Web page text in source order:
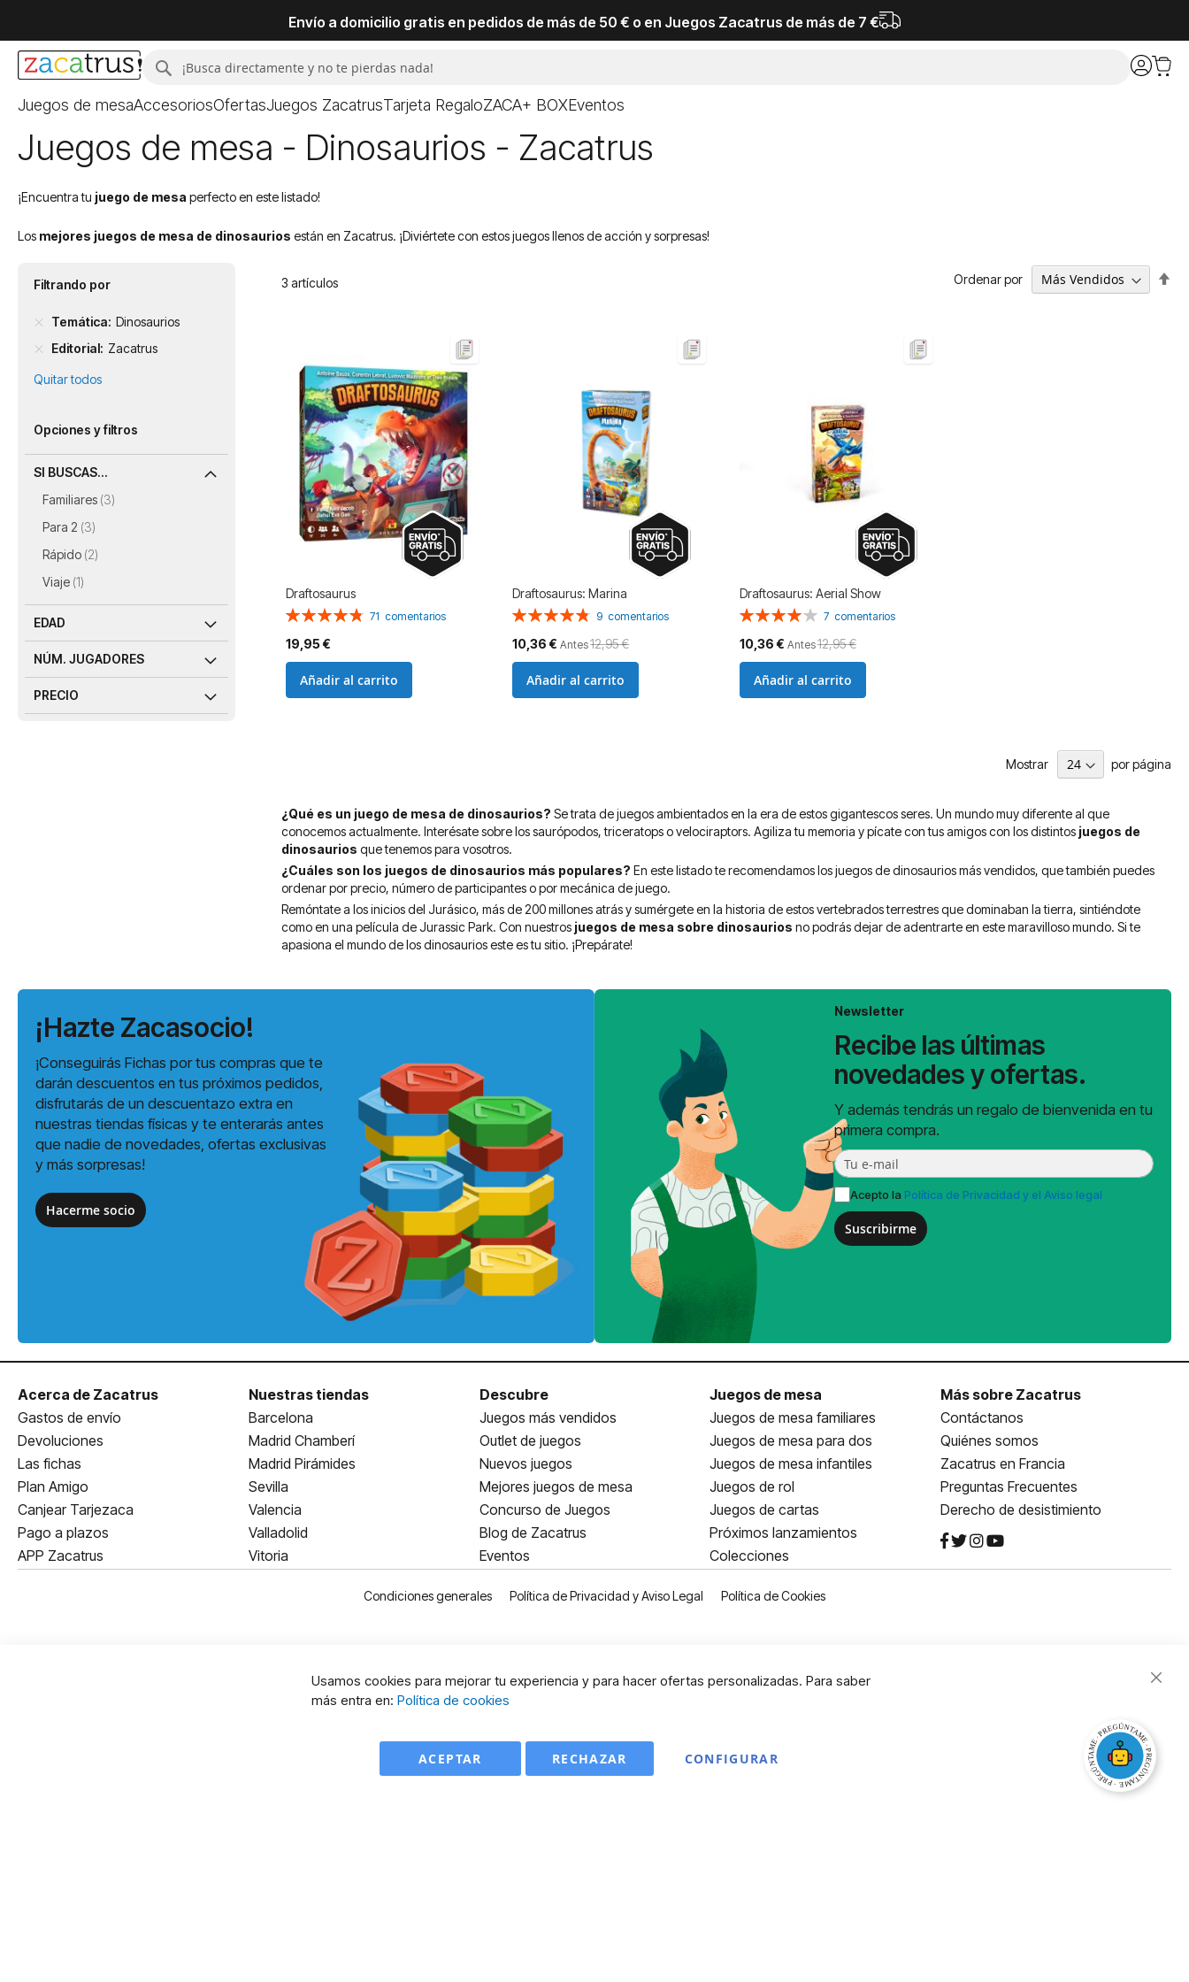
Envío a domicilio gratis en pedidos de más de 50 € o en Juegos Zacatrus de más de 7 €
Buscar
Juegos de mesaAccesoriosOfertasJuegos ZacatrusTarjeta RegaloZACA+ BOXEventos
Juegos de mesa - Dinosaurios - Zacatrus
¡Encuentra tu juego de mesa perfecto en este listado!
Los mejores juegos de mesa de dinosaurios están en Zacatrus. ¡Diviértete con estos juegos llenos de acción y sorpresas!
3 artículos Ordenar por
Draftosaurus
Valoración:
71 comentarios
19,95 €
Añadir al carrito
Draftosaurus: Marina
Valoración:
9 comentarios
Precio
especial
10,36 € Antes12,95 €
Añadir al carrito
Draftosaurus: Aerial Show
Valoración:
7 comentarios
Precio
especial
10,36 € Antes12,95 €
Añadir al carrito
Mostrar por página
¿Qué es un juego de mesa de dinosaurios? Se trata de juegos ambientados en la era de estos gigantescos seres. Un mundo muy diferente al que
conocemos actualmente. Interésate sobre los saurópodos, triceratops o velociraptors. Agiliza tu memoria y pícate con tus amigos con los distintos juegos de
dinosaurios que tenemos para vosotros.
¿Cuáles son los juegos de dinosaurios más populares? En este listado te recomendamos los juegos de dinosaurios más vendidos, que también puedes
ordenar por precio, número de participantes o por mecánica de juego.
Remóntate a los inicios del Jurásico, más de 200 millones atrás y sumérgete en la historia de estos vertebrados terrestres que dominaban la tierra, sintiéndote
como en una película de Jurassic Park. Con nuestros juegos de mesa sobre dinosaurios no podrás dejar de adentrarte en este maravilloso mundo. Si te
apasiona el mundo de los dinosaurios este es tu sitio. ¡Prepárate!
Filtrando por
Temática Dinosaurios
Editorial Zacatrus
Quitar todos
Opciones y filtros
SI BUSCAS...
Familiares 3
artículos
Para 2 3
artículos
Rápido 2
artículos
Viaje 1
artículo
EDAD
NÚM. JUGADORES
PRECIO
¡Hazte Zacasocio!
¡Conseguirás Fichas por tus compras que te
darán descuentos en tus próximos pedidos,
disfrutarás de un descuentazo extra en
nuestras tiendas físicas y te enterarás antes
que nadie de novedades, ofertas exclusivas
y más sorpresas!
Hacerme socio
Newsletter
Recibe las últimas
novedades y ofertas.
Y además tendrás un regalo de bienvenida en tu
primera compra.
Acepto la Política de Privacidad y el Aviso legal
Suscribirme
Acerca de Zacatrus
Gastos de envío
Devoluciones
Las fichas
Plan Amigo
Canjear Tarjezaca
Pago a plazos
APP Zacatrus
Nuestras tiendas
Barcelona
Madrid Chamberí
Madrid Pirámides
Sevilla
Valencia
Valladolid
Vitoria
Descubre
Juegos más vendidos
Outlet de juegos
Nuevos juegos
Mejores juegos de mesa
Concurso de Juegos
Blog de Zacatrus
Eventos
Juegos de mesa
Juegos de mesa familiares
Juegos de mesa para dos
Juegos de mesa infantiles
Juegos de rol
Juegos de cartas
Próximos lanzamientos
Colecciones
Más sobre Zacatrus
Contáctanos
Quiénes somos
Zacatrus en Francia
Preguntas Frecuentes
Derecho de desistimiento
Condiciones generales Política de Privacidad y Aviso Legal Política de Cookies
Usamos cookies para mejorar tu experiencia y para hacer ofertas personalizadas. Para saber
más entra en: Política de cookies
ACEPTAR CONFIGURAR
RECHAZAR